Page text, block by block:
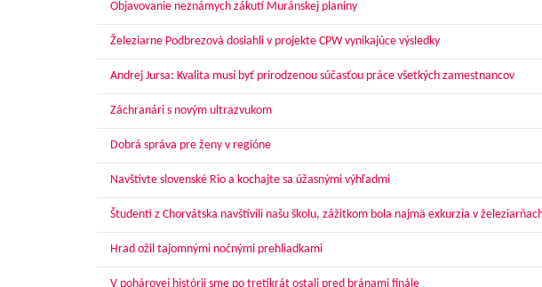
Objavovanie neznámych zákutí Muránskej planiny
Železiarne Podbrezová dosiahli v projekte CPW vynikajúce výsledky
Andrej Jursa: Kvalita musí byť prirodzenou súčasťou práce všetkých zamestnancov
Záchranári s novým ultrazvukom
Dobrá správa pre ženy v regióne
Navštívte slovenské Rio a kochajte sa úžasnými výhľadmi
Študenti z Chorvátska navštívili našu školu, zážitkom bola najmä exkurzia v
Hrad ožil tajomnými nočnými prehliadkami
V pohárovej histórii sme po tretíkrát ostali pred bránami finále